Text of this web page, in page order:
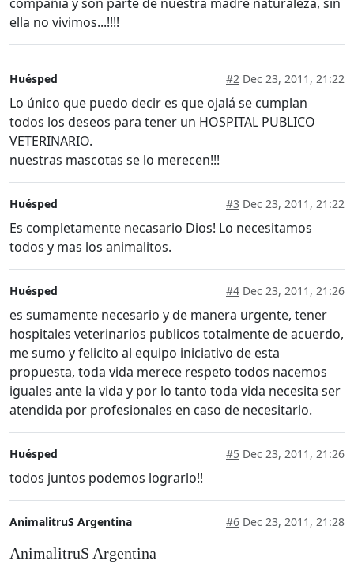
ella no vivimos...!!!!
Huésped #2 Dec 23, 2011, 21:22
Lo único que puedo decir es que ojalá se cumplan
todos los deseos para tener un HOSPITAL PUBLICO
VETERINARIO.
nuestras mascotas se lo merecen!!!
Huésped #3 Dec 23, 2011, 21:22
Es completamente necasario Dios! Lo necesitamos
todos y mas los animalitos.
Huésped #4 Dec 23, 2011, 21:26
es sumamente necesario y de manera urgente, tener
hospitales veterinarios publicos totalmente de acuerdo,
me sumo y felicito al equipo iniciativo de esta
propuesta, toda vida merece respeto todos nacemos
iguales ante la vida y por lo tanto toda vida necesita ser
atendida por profesionales en caso de necesitarlo.
Huésped #5 Dec 23, 2011, 21:26
todos juntos podemos lograrlo!!
AnimalitruS Argentina #6 Dec 23, 2011, 21:28
AnimalitruS Argentina